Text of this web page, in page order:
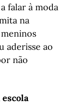
falar à moda
na
aderisse ao
não